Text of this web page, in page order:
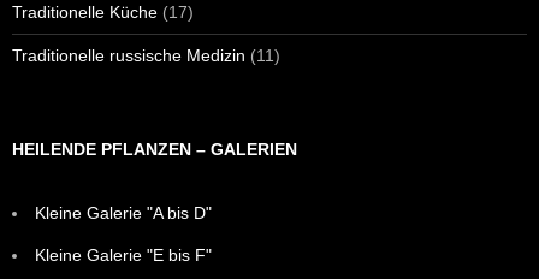
Traditionelle Küche (17)
Traditionelle russische Medizin (11)
HEILENDE PFLANZEN – GALERIEN
Kleine Galerie "A bis D"
Kleine Galerie "E bis F"